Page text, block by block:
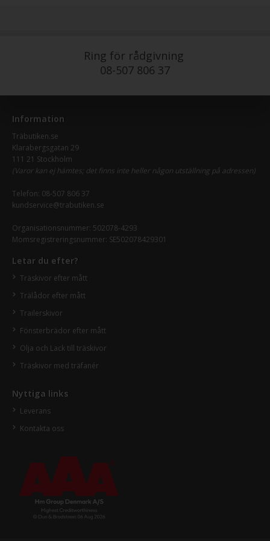
Ring för rådgivning
08-507 806 37
Information
Träbutiken.se
Klarabergsgatan 29
111 21 Stockholm
(Varor kan ej hämtes; det finns inte heller någon utställning på adressen)
Telefon: 08-507 806 37
kundservice@trabutiken.se
Organisationsnummer: 502078-4293
Momsregistreringsnummer: SE502078429301
Letar du efter?
Träskivor efter mått
Trälådor efter mått
Trailerskivor
Fönsterbrädor efter mått
Olja och Lack till träskivor
Träskivor med träfanér
Nyttiga links
Leverans
Kontakta oss